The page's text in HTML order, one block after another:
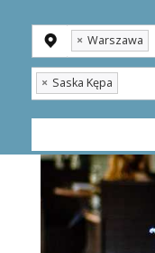
× Warszawa
× Saska Kępa